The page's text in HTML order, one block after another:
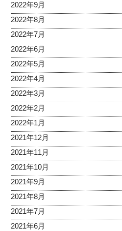
2022年9月
2022年8月
2022年7月
2022年6月
2022年5月
2022年4月
2022年3月
2022年2月
2022年1月
2021年12月
2021年11月
2021年10月
2021年9月
2021年8月
2021年7月
2021年6月